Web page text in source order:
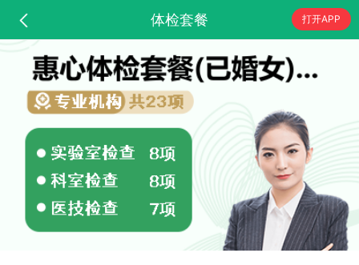
体检套餐 打开APP